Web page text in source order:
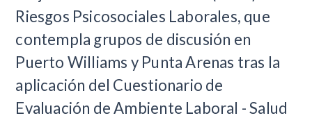
Riesgos Psicosociales Laborales, que
contempla grupos de discusión en
Puerto Williams y Punta Arenas tras la
aplicación del Cuestionario de
Evaluación de Ambiente Laboral - Salud